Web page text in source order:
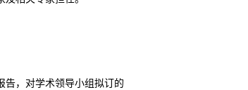
告，对学术领导小组拟订的